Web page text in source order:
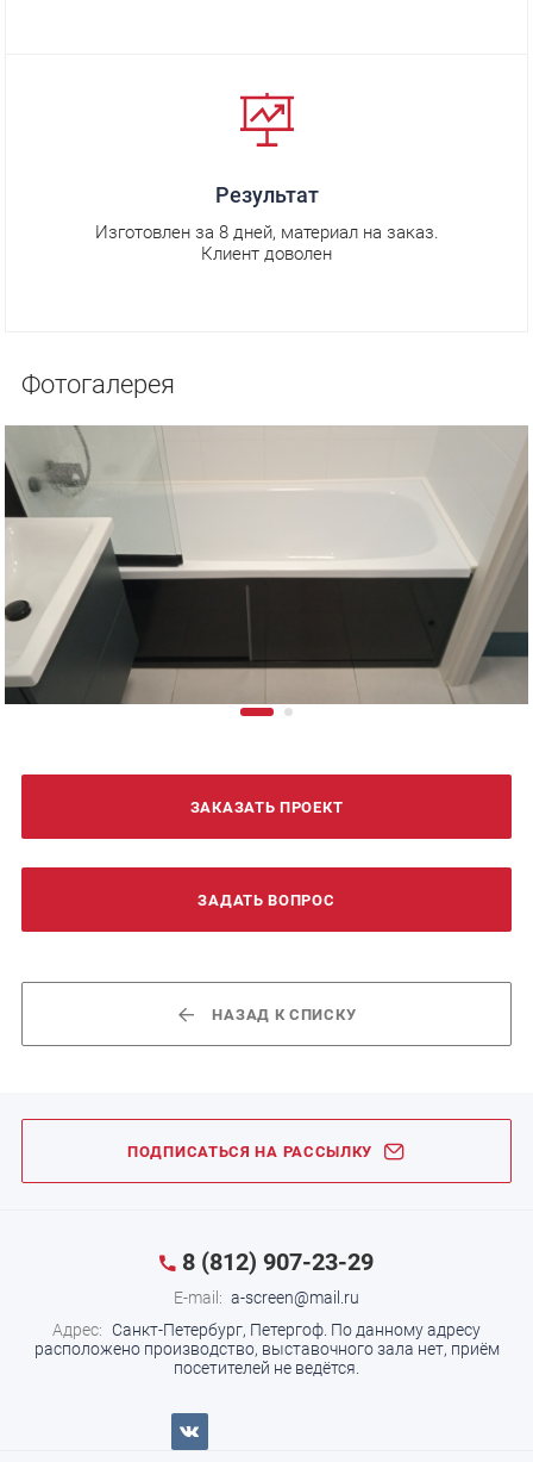
Результат
Изготовлен за 8 дней, материал на заказ.
Клиент доволен
Фотогалерея
ЗАКАЗАТЬ ПРОЕКТ
ЗАДАТЬ ВОПРОС
НАЗАД К СПИСКУ
ПОДПИСАТЬСЯ НА РАССЫЛКУ
8 (812) 907-23-29
E-mail: a-screen@mail.ru
Адрес:
Санкт-Петербург, Петергоф. По данному адресу
расположено производство, выставочного зала нет, приём
посетителей не ведётся.